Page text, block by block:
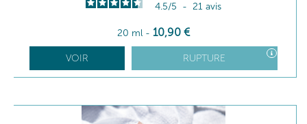
4.5/5 - 21 avis
20 ml - 10,90 €
VOIR RUPTURE